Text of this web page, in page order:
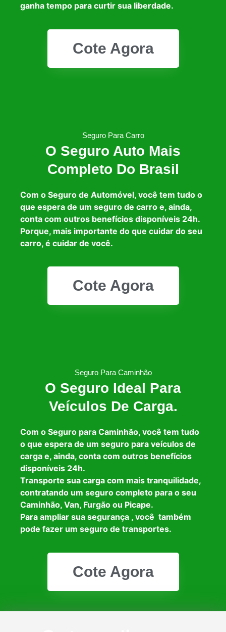
ganha tempo para curtir sua liberdade.
Cote Agora
Seguro Para Carro
O Seguro Auto Mais
Completo Do Brasil
Com o Seguro de Automóvel, você tem tudo o
que espera de um seguro de carro e, ainda,
conta com outros benefícios disponíveis 24h.
Porque, mais importante do que cuidar do seu
carro, é cuidar de você.
Cote Agora
Seguro Para Caminhão
O Seguro Ideal Para
Veículos De Carga.
Com o Seguro para Caminhão, você tem tudo
o que espera de um seguro para veículos de
carga e, ainda, conta com outros benefícios
disponíveis 24h.
Transporte sua carga com mais tranquilidade,
contratando um seguro completo para o seu
Caminhão, Van, Furgão ou Picape.
Para ampliar sua segurança , você também
pode fazer um seguro de transportes.
Cote Agora